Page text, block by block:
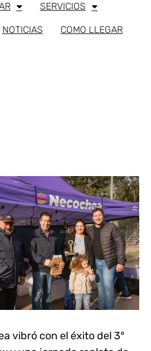
SERVICIOS
NOTICIAS COMO LLEGAR
vibró con el éxito del 3°